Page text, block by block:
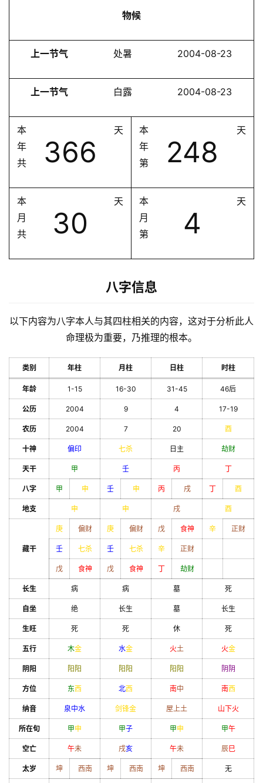
物候
上一节气 处暑 2004-08-23
上一节气 白露 2004-08-23
本
年
共
366
天
本
年
第
248
天
本
月
共
30
天
本
月
第
4
天
八字信息
以下内容为八字本人与其四柱相关的内容，这对于分析此人
命理极为重要，乃推理的根本。
类别 年柱 月柱 日柱 时柱
年龄 1-15 16-30 31-45 46后
公历 2004 9 4 17-19
农历 2004 7 20 酉
十神 偏印 七杀 日主 劫财
天干 甲 壬 丙 丁
八字 甲 申 壬 申 丙 戌 丁 酉
地支 申 申 戌 酉
藏干
庚 偏财 庚 偏财 戊 食神 辛 正财
壬 七杀 壬 七杀 辛 正财
戊 食神 戊 食神 丁 劫财
长生 病 病 墓 死
自坐 绝 长生 墓 长生
生旺 死 死 休 死
五行 木金 水金 火土 火金
阴阳 阳 阳 阳 阳 阳 阳 阴 阴
方位 东西 北西 南中 南西
纳音 泉中水 剑锋金 屋上土 山下火
所在旬 甲申 甲子 甲申 甲午
空亡 午未 戌亥 午未 辰巳
太岁 坤 西南 坤 西南 坤 西南 无